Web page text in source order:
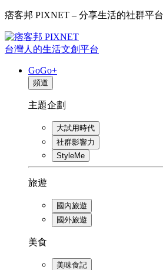
痞客邦 PIXNET – 分享生活的社群平台
台灣人的生活文創平台
GoGo+
頻道
主題企劃
大試用時代
社群影響力
StyleMe
旅遊
國內旅遊
國外旅遊
美食
美味食記